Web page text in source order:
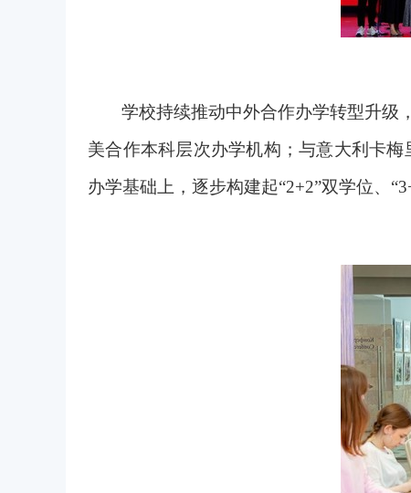
学校持续推动中外合作办学转型升级
美合作本科层次办学机构；与意大利卡
办学基础上，逐步构建起“2+2”双学位、